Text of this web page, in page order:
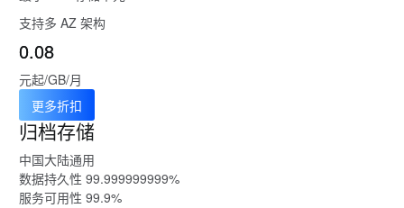
支持多 AZ 架构
0.08
元起/GB/月
更多折扣
归档存储
中国大陆通用
数据持久性 99.999999999%
服务可用性 99.9%